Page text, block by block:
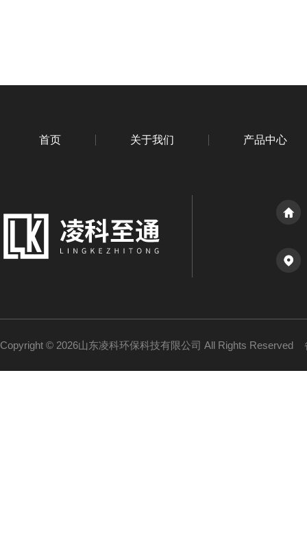
首页 关于我们 产品中心
Copyright © 2026山东凌科环保科技有限公司 All Rights Reserved